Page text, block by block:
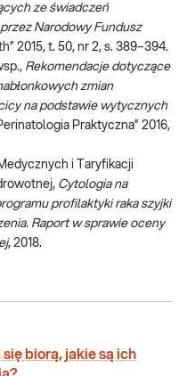
ze świadczeń
Narodowy Fundusz
2015, t. 50, nr 2, s. 389–394.
Rekomendacje dotyczące
zmian
na podstawie wytycznych
Praktyczna” 2016,
i Taryfikacji
Cytologia na
profilaktyki raka szyjki
Raport w sprawie oceny
, 2018.
biorą, jakie są ich